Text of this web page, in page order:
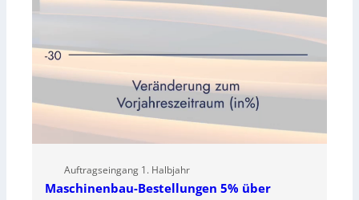
Auftragseingang 1. Halbjahr
Maschinenbau-Bestellungen 5% über